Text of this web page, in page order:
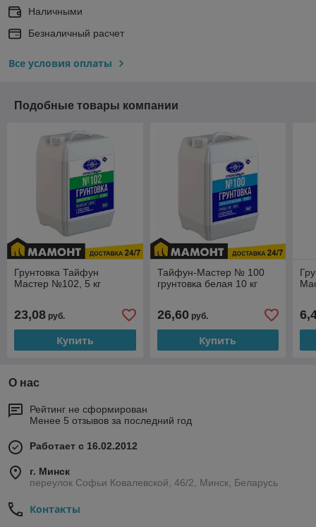
Наличными
Безналичный расчет
Все условия оплаты
Подобные товары компании
Грунтовка Тайфун
Мастер №102, 5 кг
23,08 руб.
Купить
Тайфун-Мастер № 100
грунтовка белая 10 кг
26,60руб.
Купить
О нас
Рейтинг не сформирован
Менее 5 отзывов за последний год
Работает с 16.02.2012
г. Минск
переулок Софьи Ковалевской, 46/2, Минск, Беларусь
Контакты